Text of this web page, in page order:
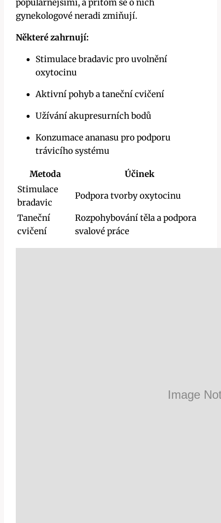
populárnějšími, a přitom se o nich
gynekologové neradi zmiňují.
Některé zahrnují:
Stimulace bradavic pro uvolnění
oxytocinu
Aktivní pohyb a taneční cvičení
Užívání akupresurních bodů
Konzumace ananasu pro podporu
trávicího systému
Metoda
Účinek
Stimulace
bradavic
Podpora tvorby oxytocinu
Taneční
cvičení
Rozpohybování těla a podpora
svalové práce